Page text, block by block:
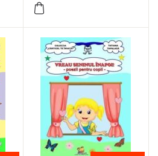
creatori – Tatiana
Tapalaga